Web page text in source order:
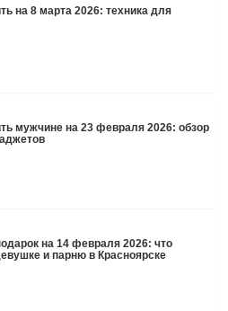
на 8 марта 2026: техника для
для женщин
мужчине на 23 февраля 2026: обзор
на который мужчины делают вид, что им
коллегам, какую колонку / приставку /
— верьте глазам, которые загораются
на 14 февраля 2026: что
и парню в Красноярске